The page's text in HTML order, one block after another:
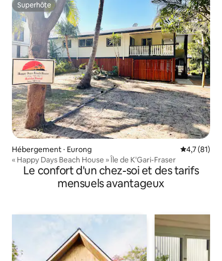
Superhôte
Superhôte
Hébergement ⋅ Eurong Évaluation
4,7 (81)
« Happy Days Beach House » Île de K'Gari-Fraser
Le confort d'un chez-soi et des tarifs
mensuels avantageux